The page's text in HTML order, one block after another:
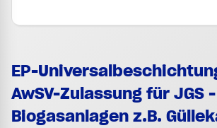
EP-
AwSV-Zulassung für JGS
Biogasanlagen z.B.